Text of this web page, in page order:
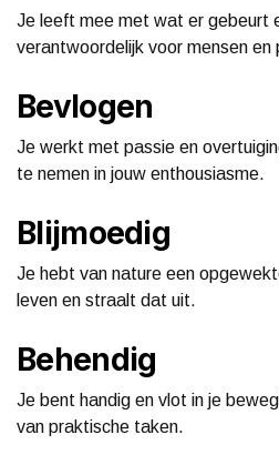
Je leeft mee met wat er gebeurt
verantwoordelijk voor mensen en
Bevlogen
Je werkt met passie en
te nemen in jouw enthousiasme.
Blijmoedig
Je hebt van nature een
leven en straalt dat uit.
Behendig
Je bent handig en vlot in je
van praktische taken.